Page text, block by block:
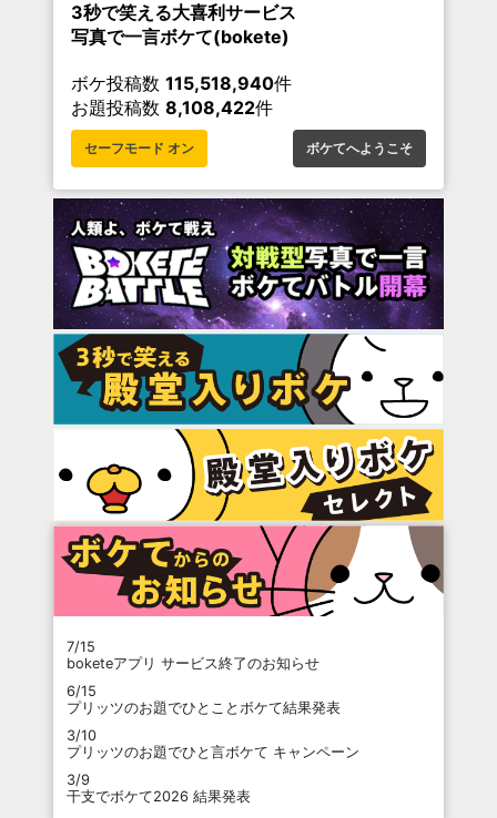
3秒で笑える大喜利サービス
写真で一言ボケて(bokete)
ボケ投稿数 115,518,940件
お題投稿数 8,108,422件
セーフモード オン ボケてへようこそ
7/15
boketeアプリ サービス終了のお知らせ
6/15
プリッツのお題でひとことボケて結果発表
3/10
プリッツのお題でひと言ボケて キャンペーン
3/9
干支でボケて2026 結果発表